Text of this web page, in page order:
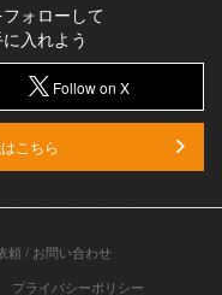
ォローして
入れよう
Follow on X
こちら
頼 / お問い合わせ
プライバシーポリシー